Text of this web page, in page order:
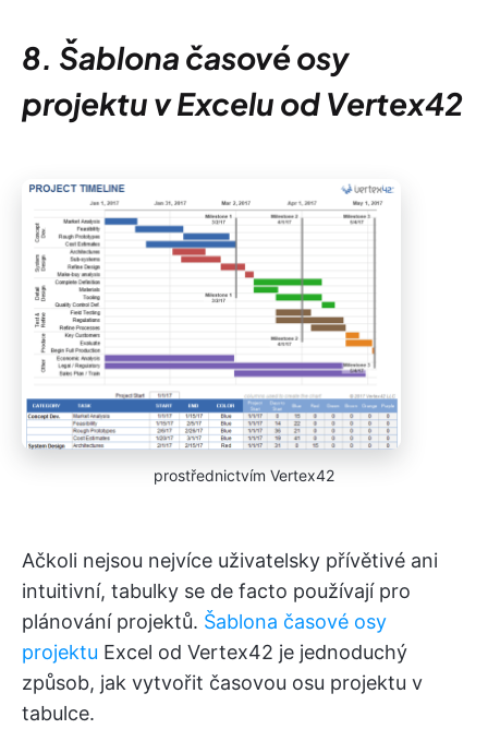
8. Šablona časové osy
projektu v Excelu od Vertex42
prostřednictvím Vertex42
Ačkoli nejsou nejvíce uživatelsky přívětivé ani
intuitivní, tabulky se de facto používají pro
plánování projektů. Šablona časové osy
projektu Excel od Vertex42 je jednoduchý
způsob, jak vytvořit časovou osu projektu v
tabulce.